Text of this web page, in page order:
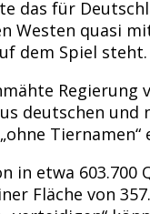
das für
Westen quasi
dem Spiel steht.
Regierung
deutschen und
in etwa
Fläche von